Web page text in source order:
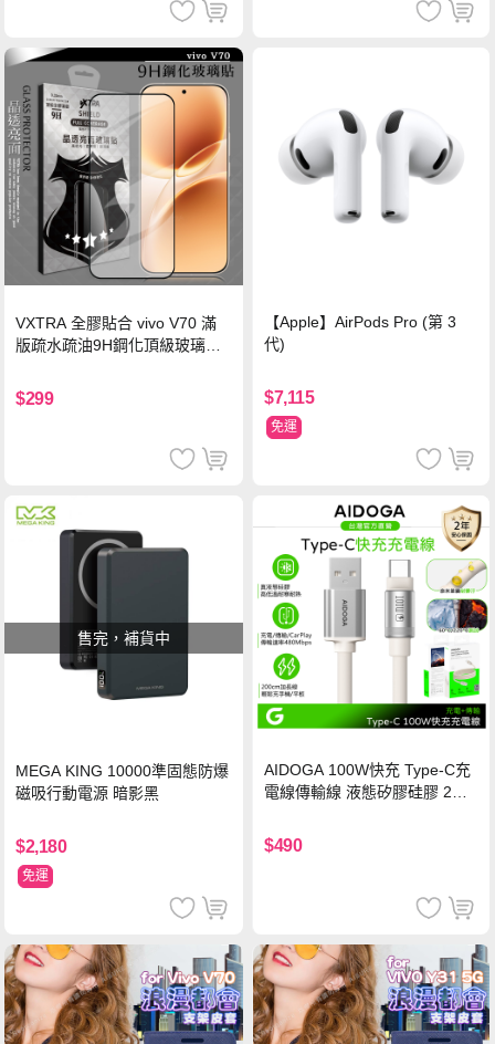
VXTRA 全膠貼合 vivo V70 滿
版疏水疏油9H鋼化頂級玻璃貼
$299
【Apple】AirPods Pro (第 3
代)
$7,115
免運
售完，補貨中
MEGA KING 10000準固態防爆
磁吸行動電源 暗影黑
$2,180
免運
AIDOGA 100W快充 Type-C充
電線傳輸線 液態矽膠硅膠 2M
$490